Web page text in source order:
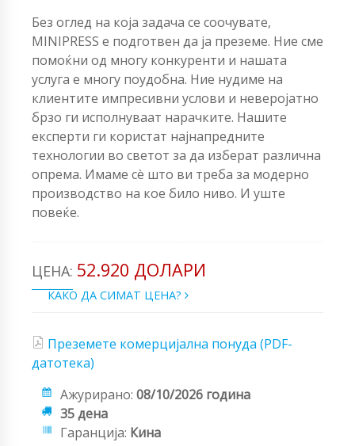
Без оглед на која задача се соочувате,
MINIPRESS е подготвен да ја преземе. Ние сме
помоќни од многу конкуренти и нашата
услуга е многу поудобна. Ние нудиме на
клиентите импресивни услови и неверојатно
брзо ги исполнуваат нарачките. Нашите
експерти ги користат најнапредните
технологии во светот за да изберат различна
опрема. Имаме сè што ви треба за модерно
производство на кое било ниво. И уште
повеќе.
ЦЕНА: 52.920 ДОЛАРИ
КАКО ДА СИМАТ ЦЕНА?
Преземете комерцијална понуда (PDF-
датотека)
Ажурирано: 08/10/2026 година
35 дена
Гаранција: Кина